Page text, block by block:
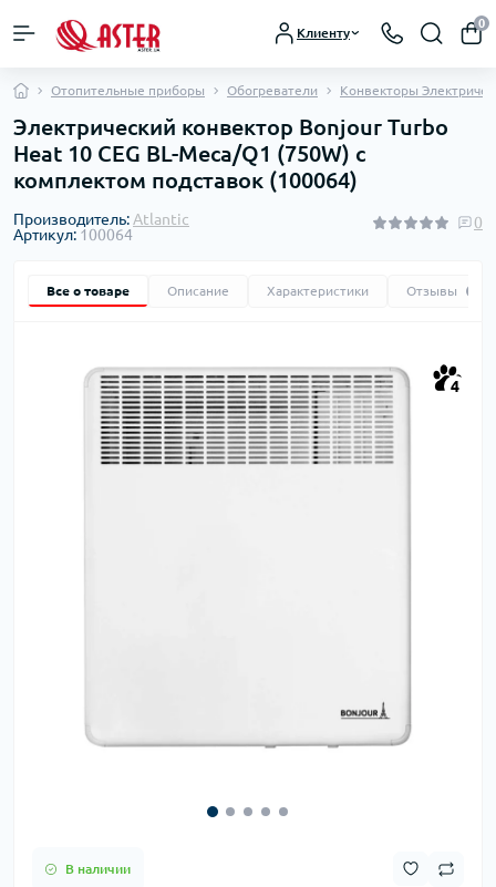
Клиенту
0
Отопительные приборы Обогреватели Конвекторы
Электрический конвектор Bonjour Turbo
Heat 10 CEG BL-Meca/Q1 (750W) с
комплектом подставок (100064)
Производитель: Atlantic
Артикул: 100064
0
Все о товаре Описание Характеристики Отзывы
4
В наличии